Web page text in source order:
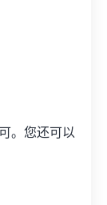
。您还可以